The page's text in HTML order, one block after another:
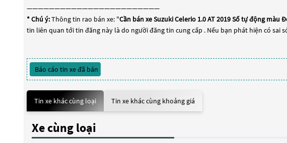
————————————————————————
* Chú ý:Thông tin rao bán xe: "Cần bán xe Suzuki Celerio 1.0 AT 2019 Số tự động màu
tin liên quan tới tin đăng này là do người đăng tin cung cấp . Nếu bạn phát hiện có sai
Báo cáo tin xe đã bán
Tin xe khác cùng loại Tin xe khác cùng khoảng giá
Xe cùng loại